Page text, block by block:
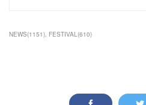
NEWS(1151) FESTIVAL(610)